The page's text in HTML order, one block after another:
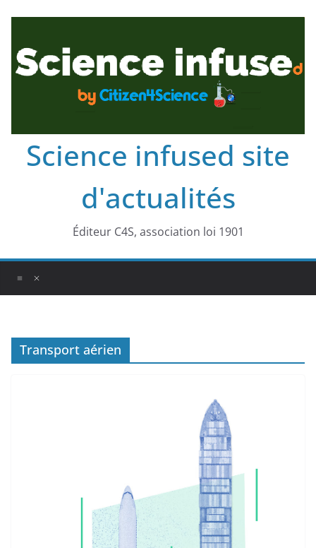
Science infused site
d'actualités
Éditeur C4S, association loi 1901
Transport aérien